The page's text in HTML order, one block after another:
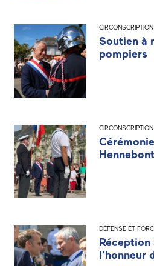
CIRCONSCRIPTION
Soutien à
pompiers
CIRCONSCRIPTION
Hennebont
DÉFENSE ET
Réception
l’honneur